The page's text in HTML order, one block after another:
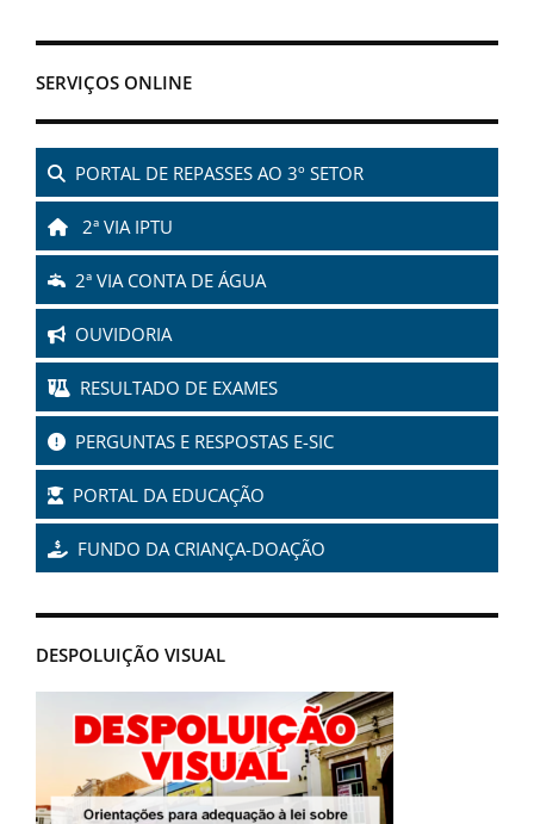
SERVIÇOS ONLINE
PORTAL DE REPASSES AO 3º SETOR
2ª VIA IPTU
2ª VIA CONTA DE ÁGUA
OUVIDORIA
RESULTADO DE EXAMES
PERGUNTAS E RESPOSTAS E-SIC
PORTAL DA EDUCAÇÃO
FUNDO DA CRIANÇA-DOAÇÃO
DESPOLUIÇÃO VISUAL